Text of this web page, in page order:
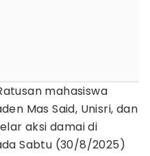
mahasiswa
Mas Said, Unisri, dan
aksi damai di
Sabtu (30/8/2025)